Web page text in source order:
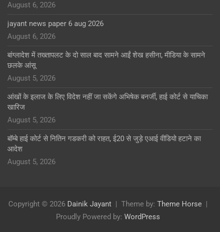
August 6, 2026
jayant news paper 6 aug 2026
August 6, 2026
बांग्लादेश में तख्तापलट के दो साल बाद सामने आईं शेख हसीना, मीडिया के सामने
छलके आंसू
August 5, 2026
आंखों के इलाज के लिए विदेश नहीं जा सकेंगे अभिषेक बनर्जी, हाई कोर्ट से याचिका
खारिज
August 5, 2026
बॉम्बे हाई कोर्ट से नितिन गडकरी को राहत, ई20 से जुड़े एआई वीडियो हटाने का
आदेश
August 5, 2026
Copyright © 2026 Dainik Jayant Theme by: Theme Horse
Proudly Powered by: WordPress